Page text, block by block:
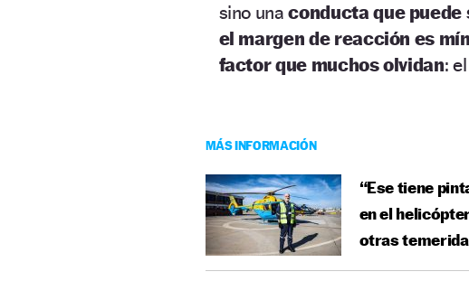
sino unaconducta que
el margen de reacción es
factor que muchos olvidan:
MÁS INFORMACIÓN
“Ese tiene
en el
otras